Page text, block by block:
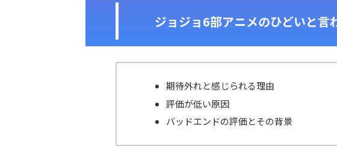
ジョジョ6部アニメのひどいと言
期待外れと感じられる理由
評価が低い原因
バッドエンドの評価とその背景